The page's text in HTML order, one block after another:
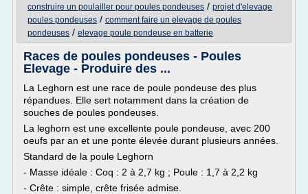
construire un poulailler pour poules pondeuses / projet d'elevage
poules pondeuses / comment faire un elevage de poules
pondeuses / elevage poule pondeuse en batterie
Races de poules pondeuses - Poules
Elevage - Produire des ...
La Leghorn est une race de poule pondeuse des plus
répandues. Elle sert notamment dans la création de
souches de poules pondeuses.
La leghorn est une excellente poule pondeuse, avec 200
oeufs par an et une ponte élevée durant plusieurs années.
Standard de la poule Leghorn
- Masse idéale : Coq : 2 à 2,7 kg ; Poule : 1,7 à 2,2 kg
- Crête : simple, crête frisée admise.